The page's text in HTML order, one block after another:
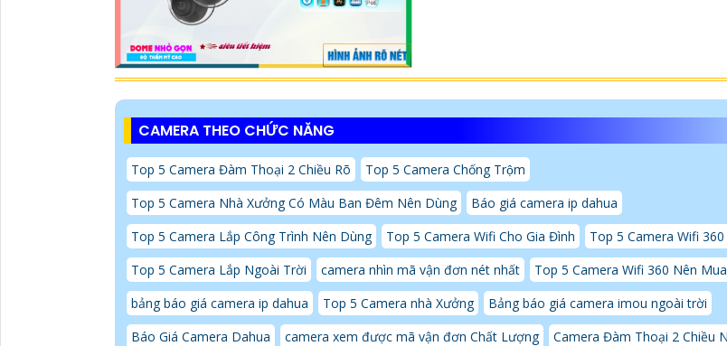
CAMERA THEO CHỨC NĂNG
Top 5 Camera Đàm Thoại 2 Chiều Rõ
Top 5 Camera Chống Trộm
Top 5 Camera Nhà Xưởng Có Màu Ban Đêm Nên Dùng
Báo giá camera ip dahua
Top 5 Camera Lắp Công Trình Nên Dùng
Top 5 Camera Wifi Cho Gia Đình
Top 5 Camera Wifi
Top 5 Camera Lắp Ngoài Trời
camera nhìn mã vận đơn nét nhất
Top 5 Camera Wifi 360 Nên Mua
bảng báo giá camera ip dahua
Top 5 Camera nhà Xưởng
Bảng báo giá camera imou ngoài trời
Báo Giá Camera Dahua
camera xem được mã vận đơn Chất Lượng Camera Đàm Thoại 2 Chiều